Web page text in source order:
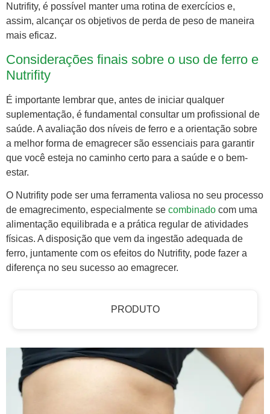
Nutrifity, é possível manter uma rotina de exercícios e,
assim, alcançar os objetivos de perda de peso de maneira
mais eficaz.
Considerações finais sobre o uso de ferro e
Nutrifity
É importante lembrar que, antes de iniciar qualquer
suplementação, é fundamental consultar um profissional de
saúde. A avaliação dos níveis de ferro e a orientação sobre
a melhor forma de emagrecer são essenciais para garantir
que você esteja no caminho certo para a saúde e o bem-
estar.
O Nutrifity pode ser uma ferramenta valiosa no seu processo
de emagrecimento, especialmente se combinado com uma
alimentação equilibrada e a prática regular de atividades
físicas. A disposição que vem da ingestão adequada de
ferro, juntamente com os efeitos do Nutrifity, pode fazer a
diferença no seu sucesso ao emagrecer.
PRODUTO